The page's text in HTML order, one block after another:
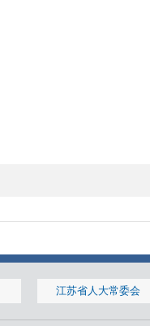
江苏省人大常委会